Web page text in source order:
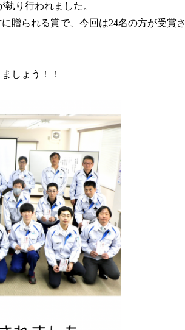
執り行われました。
贈られる賞で、今回は24名の方が受賞さ
しょう！！